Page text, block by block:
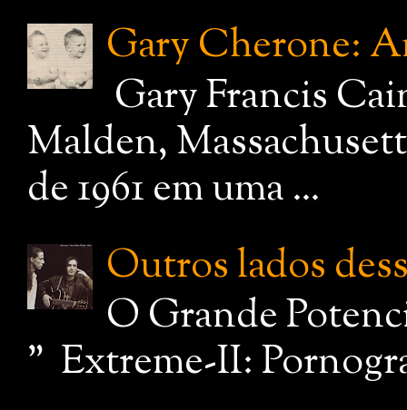
Gary Cherone:
Gary Francis
Malden,
de 1961 em uma ...
Outros lados
O Grande
" Extreme-II: